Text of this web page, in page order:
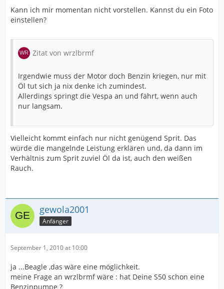
Kann ich mir momentan nicht vorstellen. Kannst du ein Foto
einstellen?
Zitat von wrzlbrmf
Irgendwie muss der Motor doch Benzin kriegen, nur mit
Öl tut sich ja nix denke ich zumindest.
Allerdings springt die Vespa an und fährt, wenn auch
nur langsam.
Vielleicht kommt einfach nur nicht genügend Sprit. Das
würde die mangelnde Leistung erklären und, da dann im
Verhältnis zum Sprit zuviel Öl da ist, auch den weißen
Rauch.
gewola2001
Anfänger
September 1, 2010 at 10:00
ja ...Beagle ,das wäre eine möglichkeit.
meine Frage an wrzlbrmf wäre : hat Deine S50 schon eine
Benzinpumpe ?